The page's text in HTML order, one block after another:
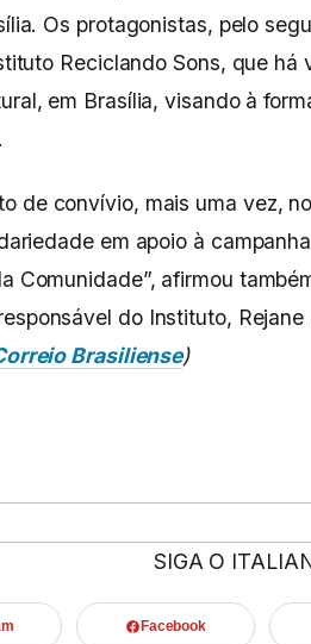
Os protagonistas, pelo
Reciclando Sons, que há
em Brasília, visando à
de convívio, mais uma vez,
em apoio à
Comunidade”, afirmou
do Instituto,
Brasiliense)
SIGA O
Facebook